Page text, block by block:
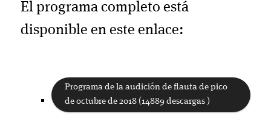
El programa completo está
disponible en este enlace:
Programa de la audición de flauta de pico
de octubre de 2018 (14889 descargas )